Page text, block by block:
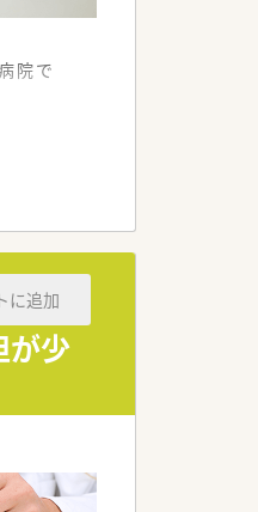
院で
が少
に追加